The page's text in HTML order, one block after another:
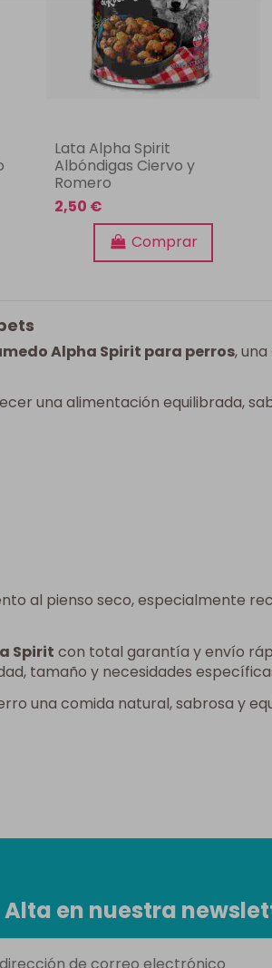
Lata Alpha Spirit
Albóndigas Ciervo y
Romero
2,50 €
Comprar
Alpha Spirit para perros,
una alimentación equilibrada,
al pienso seco, especialmente
Spirit con total garantía y envío
tamaño y necesidades
una comida natural, sabrosa y
Alta en nuestra